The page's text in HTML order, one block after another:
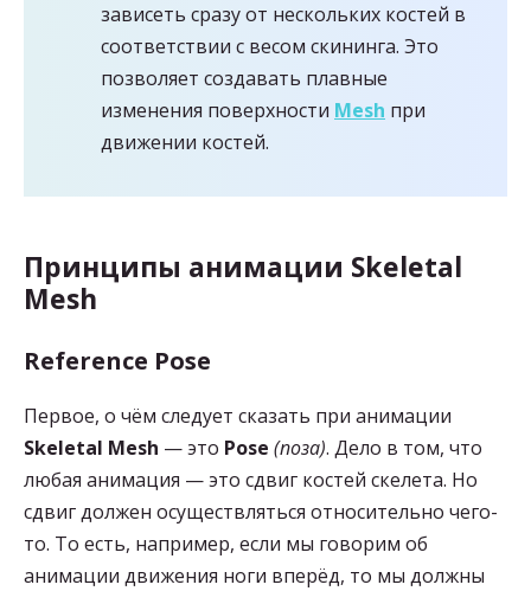
зависеть сразу от нескольких костей в
соответствии с весом скининга. Это
позволяет создавать плавные
изменения поверхности Mesh при
движении костей.
Принципы анимации Skeletal
Mesh
Reference Pose
Первое, о чём следует сказать при анимации
Skeletal Mesh — это Pose (поза). Дело в том, что
любая анимация — это сдвиг костей скелета. Но
сдвиг должен осуществляться относительно чего-
то. То есть, например, если мы говорим об
анимации движения ноги вперёд, то мы должны